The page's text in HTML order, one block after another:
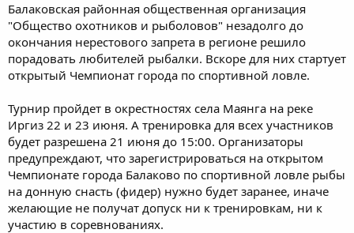
Балаковская районная общественная организация
"Общество охотников и рыболовов" незадолго до
окончания нерестового запрета в регионе решило
порадовать любителей рыбалки. Вскоре для них стартует
открытый Чемпионат города по спортивной ловле.
Турнир пройдет в окрестностях села Маянга на реке
Иргиз 22 и 23 июня. А тренировка для всех участников
будет разрешена 21 июня до 15:00. Организаторы
предупреждают, что зарегистрироваться на открытом
Чемпионате города Балаково по спортивной ловле рыбы
на донную снасть (фидер) нужно будет заранее, иначе
желающие не получат допуск ни к тренировкам, ни к
участию в соревнованиях.